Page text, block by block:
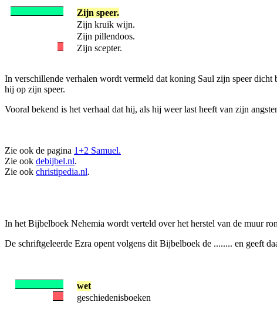
Zijn speer.
Zijn kruik wijn.
Zijn pillendoos.
Zijn scepter.
In verschillende verhalen wordt vermeld dat koning Saul zijn speer
hij op zijn speer.
Vooral bekend is het verhaal dat hij, als hij weer last heeft van zijn
Zie ook de pagina 1+2 Samuel.
Zie ook debijbel.nl.
Zie ook christipedia.nl.
In het Bijbelboek Nehemia wordt verteld over het herstel van de muur
De schriftgeleerde Ezra opent volgens dit Bijbelboek de ........ en geeft
wet
geschiedenisboeken